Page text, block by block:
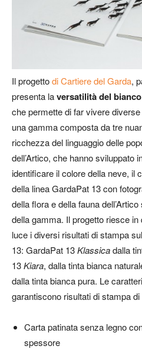
Il progettodi Cartiere del Garda,
presenta laversatilità del bianco
che permette di far vivere
una gamma composta da tre
ricchezza del linguaggio delle
dell’Artico, che hanno sviluppato
identificare il colore della neve, il
della linea GardaPat 13 con
della flora e della fauna
della gamma. Il progetto riesce
luce i diversi risultati di stampa
13: GardaPat 13Klassicadalla
13Kiara, dalla tinta bianca
dalla tinta bianca pura. Le
garantiscono risultati di stampa
Carta patinata senza legno
spessore